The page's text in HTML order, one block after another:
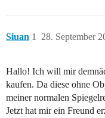
Siuan 28. September
1
Hallo! Ich will mir
kaufen. Da diese ohne
meiner normalen
Jetzt hat mir ein Freund